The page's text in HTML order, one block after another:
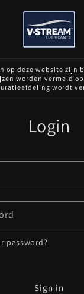
op deze website zijn
worden vermeld
wordt
Login
password?
Sign in